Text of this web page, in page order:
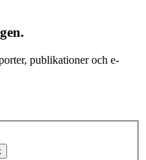
publikationer och e-